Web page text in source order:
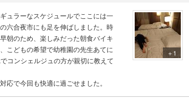
ュラーなスケジュールでここには一
六合夜市にも足を伸ばしました。時
朝のため、楽しみだった朝食バイキ
こどもの希望で幼稚園の先生あてに
コンシェルジュの方が親切に教えて
で今回も快適に過ごせました。
＋1